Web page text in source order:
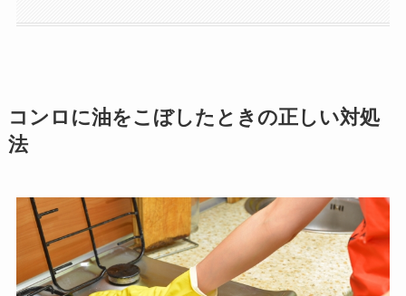
コンロに油をこぼしたときの正しい対処
法